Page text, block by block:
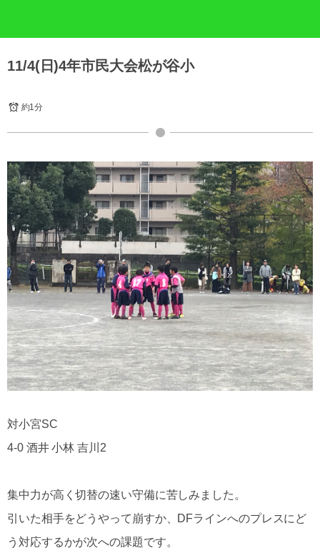
11/4(日)4年市民大会松が谷小
約1分
対小宮SC
4-0 酒井 小林 吉川2
集中力が高く切替の速い守備に苦しみました。
引いた相手をどうやって崩すか、DFラインへのプレスにど
う対応するかが次への課題です。